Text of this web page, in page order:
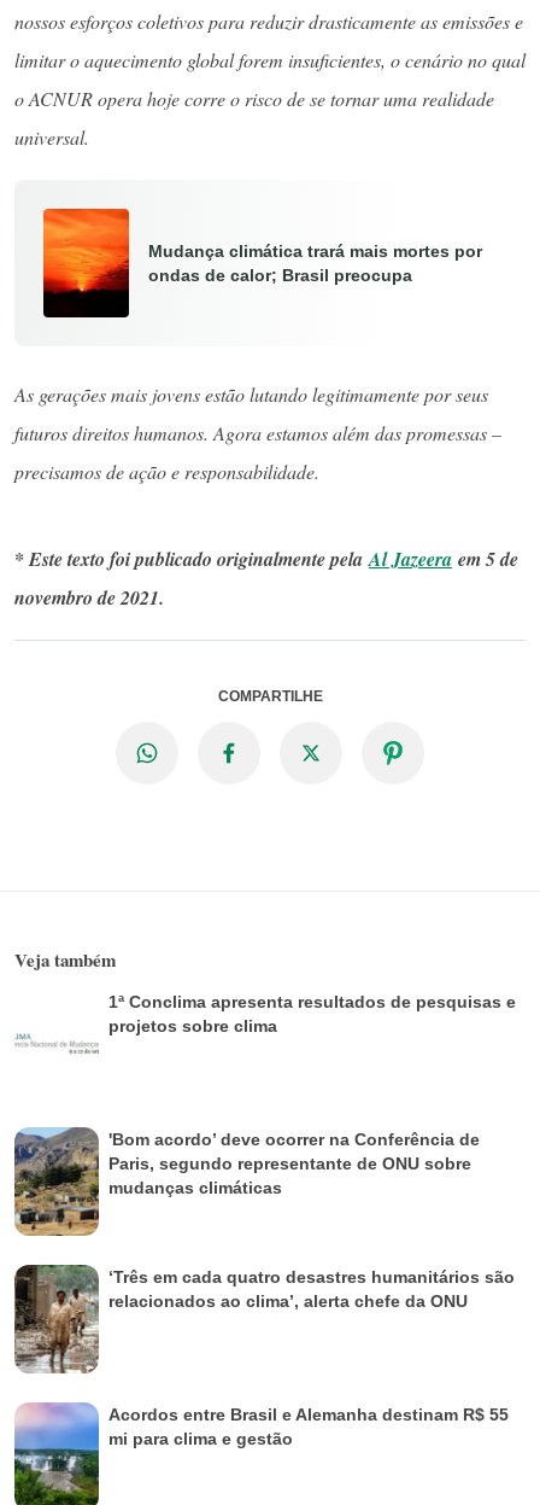
nossos esforços coletivos para reduzir drasticamente as emissões e
limitar o aquecimento global forem insuficientes, o cenário no qual
o ACNUR opera hoje corre o risco de se tornar uma realidade
universal.
Mudança climática trará mais mortes por
ondas de calor; Brasil preocupa
As gerações mais jovens estão lutando legitimamente por seus
futuros direitos humanos. Agora estamos além das promessas –
precisamos de ação e responsabilidade.
* Este texto foi publicado originalmente pelaAl Jazeera em 5 de
novembro de 2021.
COMPARTILHE
Veja também
1ª Conclima apresenta resultados de pesquisas e
projetos sobre clima
'Bom acordo’ deve ocorrer na Conferência de
Paris, segundo representante de ONU sobre
mudanças climáticas
‘Três em cada quatro desastres humanitários são
relacionados ao clima’, alerta chefe da ONU
Acordos entre Brasil e Alemanha destinam R$ 55
mi para clima e gestão